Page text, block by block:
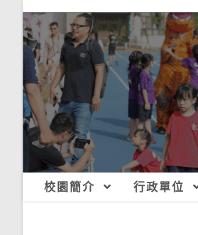
校園簡介 行政單位